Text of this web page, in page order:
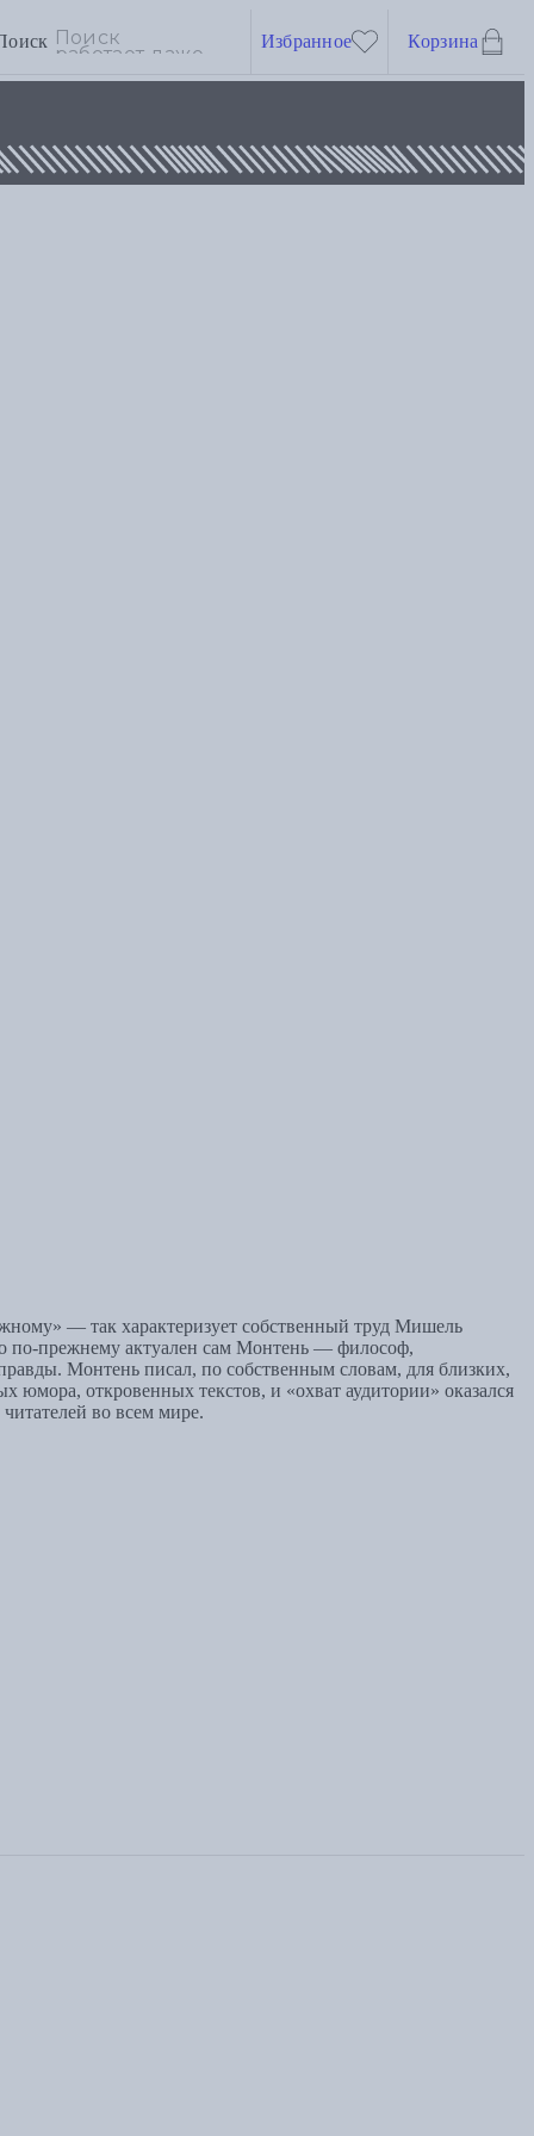
Избранное Корзина
— так характеризует собственный труд Мишель
по-прежнему актуален сам Монтень — философ,
Монтень писал, по собственным словам, для близких,
юмора, откровенных текстов, и «охват аудитории» оказался
во всем мире.